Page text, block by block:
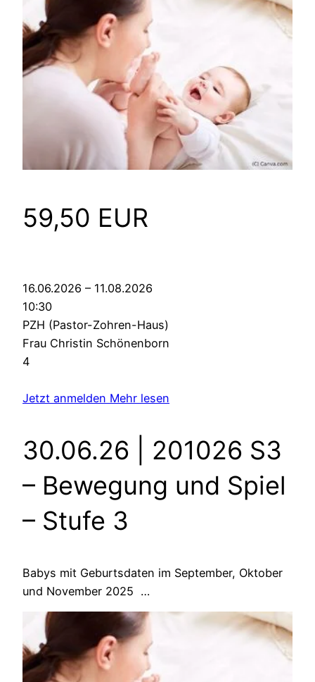
59,50 EUR
16.06.2026 – 11.08.2026
10:30
PZH (Pastor-Zohren-Haus)
Frau Christin Schönenborn
4
Jetzt anmelden Mehr lesen
30.06.26 | 201026 S3
– Bewegung und Spiel
– Stufe 3
Babys mit Geburtsdaten im September, Oktober
und November 2025 …